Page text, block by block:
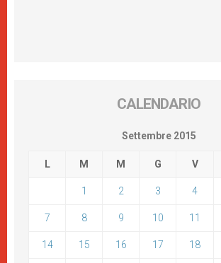
CALENDARIO
Settembre 2015
L M M G V
1 2 3 4
7 8 9 10 11
14 15 16 17 18